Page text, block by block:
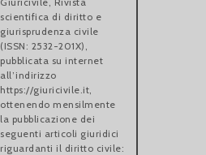
scientifica di diritto e
giurisprudenza civile
(ISSN: 2532-201X),
pubblicata su internet
all’indirizzo
https://giuricivile.it,
ottenendo mensilmente
la pubblicazione dei
seguenti articoli giuridici
riguardanti il diritto civile: